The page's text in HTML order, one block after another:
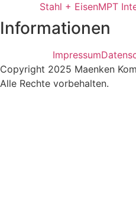
Stahl + EisenMPT
Informationen
Impressum
Copyright 2025 Maenken
Alle Rechte vorbehalten.